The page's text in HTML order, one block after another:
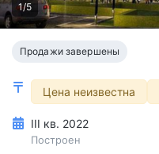
1/5
Продажи завершены
Цена неизвестна
III кв. 2022
Построен